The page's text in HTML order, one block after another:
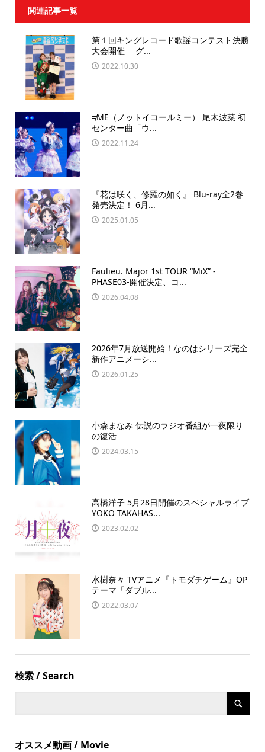
関連記事一覧
第１回キングレコード歌謡コンテスト決勝
大会開催 グ...
2022.10.30
≠ME（ノットイコールミー） 尾木波菜 初
センター曲「ウ...
2022.11.24
『花は咲く、修羅の如く』 Blu-ray全2巻
発売決定！ 6月...
2025.01.05
Faulieu. Major 1st TOUR “MiX” -
PHASE03-開催決定、コ...
2026.04.08
2026年7月放送開始！なのはシリーズ完全
新作アニメーシ...
2026.01.25
小森まなみ 伝説のラジオ番組が一夜限り
の復活
2024.03.15
高橋洋子 5月28日開催のスペシャルライブ
YOKO TAKAHAS...
2023.02.02
水樹奈々 TVアニメ『トモダチゲーム』OP
テーマ「ダブル...
2022.03.07
検索 / Search
オススメ動画 / Movie